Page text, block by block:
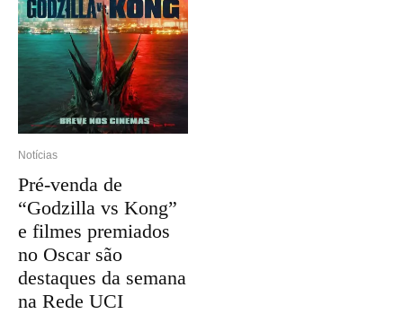
Notícias
Pré-venda de
“Godzilla vs Kong”
e filmes premiados
no Oscar são
destaques da semana
na Rede UCI